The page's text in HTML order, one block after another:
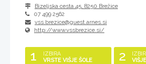
Bizeljska cesta 45, 8250 Brežice
07 499 2562
vss.brezice@guest.arnes.si
http://www.vssbrezice.si/
1
IZBIRA
VRSTE VIŠJE ŠOLE
2